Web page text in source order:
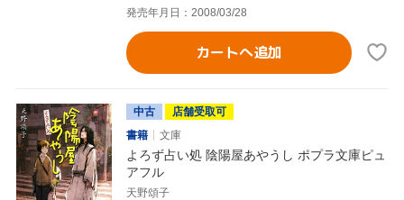
発売年月日：2008/03/28
カートへ追加
中古
店舗受取可
書籍
文庫
よろず占い処 陰陽屋あやうし ポプラ文庫ピュ
アフル
天野頌子